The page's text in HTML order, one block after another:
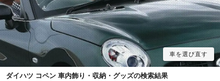
車を選び直す
ダイハツ コペン 車内飾り・収納・グッズの検索結果